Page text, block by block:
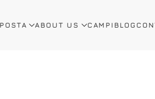
ABOUT US CAMPI BLOG